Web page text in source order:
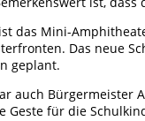
das Mini-
Das neue
geplant.
auch Bürgermeister
Geste für die